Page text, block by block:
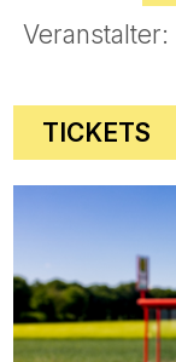
Veranstalter:
TICKETS